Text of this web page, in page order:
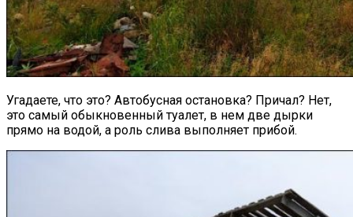
Угадаете, что это? Автобусная остановка? Причал? Нет,
это самый обыкновенный туалет, в нем две дырки
прямо на водой, а роль слива выполняет прибой.